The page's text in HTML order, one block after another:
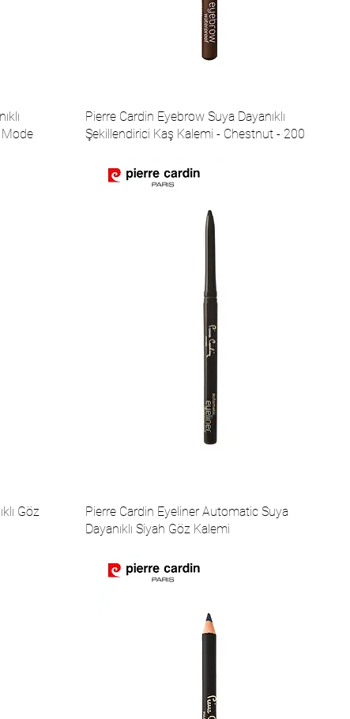
Pierre Cardin Eyebrow Suya Dayanıklı
Şekillendirici Kaş Kalemi - Chestnut - 200
Mode
Pierre Cardin Eyeliner Automatic Suya
Dayanıklı Siyah Göz Kalemi
Göz